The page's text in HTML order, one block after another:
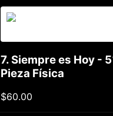
7. Siempre es Hoy -
Pieza Física
$60.00